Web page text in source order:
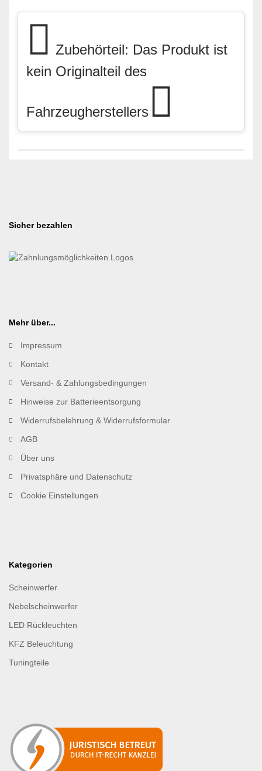
Zubehörteil: Das Produkt ist
kein Originalteil des
Fahrzeugherstellers
Sicher bezahlen
Mehr über...
Impressum
Kontakt
Versand- & Zahlungsbedingungen
Hinweise zur Batterieentsorgung
Widerrufsbelehrung & Widerrufsformular
AGB
Über uns
Privatsphäre und Datenschutz
Cookie Einstellungen
Kategorien
Scheinwerfer
Nebelscheinwerfer
LED Rückleuchten
KFZ Beleuchtung
Tuningteile